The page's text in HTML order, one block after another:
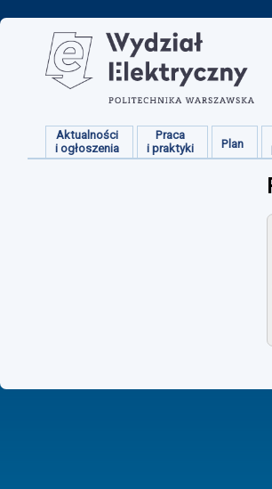
Aktualności
i ogłoszenia
Praca
i praktyki
Plan